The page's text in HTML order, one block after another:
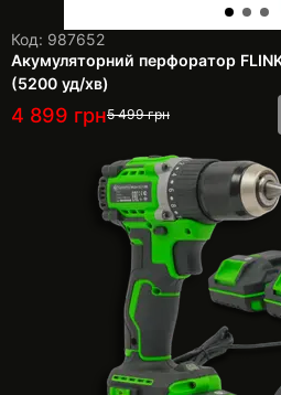
Код: 987652
Акумуляторний перфоратор
(5200 уд/хв)
4 899 грн5 499грн